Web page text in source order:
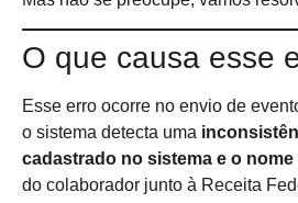
O que causa esse
Esse erro ocorre no envio de
o sistema detecta uma
cadastrado no sistema e o
do colaborador junto à Receita